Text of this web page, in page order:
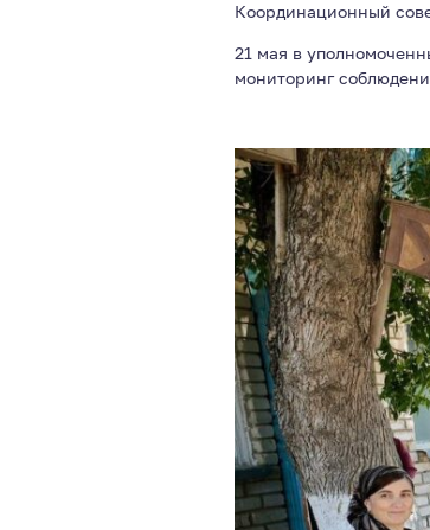
Координационный
21 мая в
мониторинг